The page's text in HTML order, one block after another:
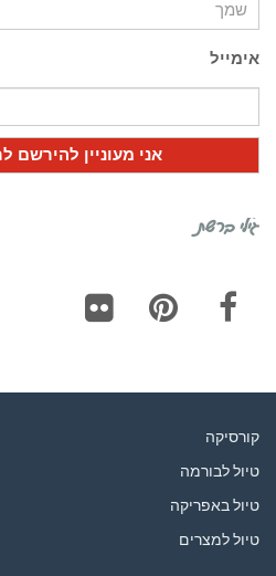
אימייל
גילי ברשת
קורסיקה
טיול לבורמה
טיול באפריקה
טיול למצרים